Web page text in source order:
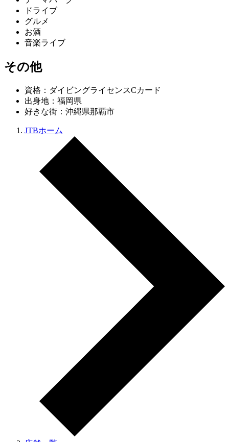
ドライブ
グルメ
お酒
音楽ライブ
その他
資格：ダイビングライセンスCカード
出身地：福岡県
好きな街：沖縄県那覇市
JTBホーム